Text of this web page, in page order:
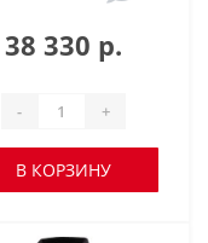
38 330 р.
- +
В КОРЗИНУ